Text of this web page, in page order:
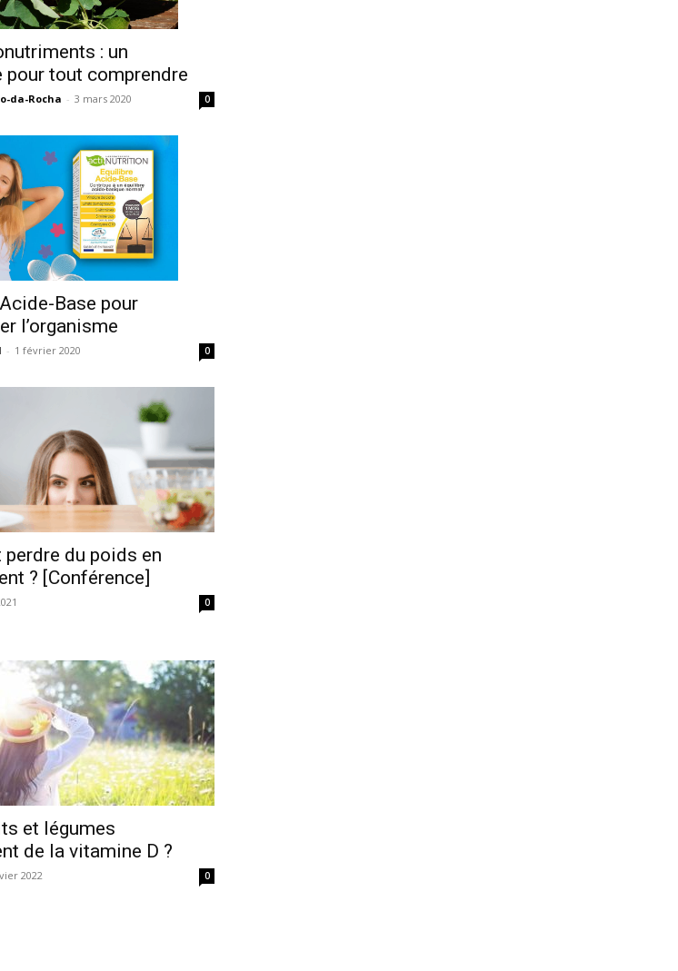
: un
pour tout comprendre
da-Rocha - 3 mars 2020 0
Base pour
l’organisme
- 1 février 2020 0
perdre du poids en
? [Conférence]
0
et légumes
de la vitamine D ?
2022 0